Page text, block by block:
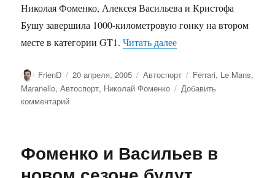
Николая Фоменко, Алексея Васильева и Кристофа
Бушу завершила 1000-километровую гонку на втором
месте в категории GT1.Читать далее«Фоменко и
Автор
FrienD Опубликовано
20 апреля, 2005 Рубрики
Автоспорт Метки
Ferrari, Le Mans,
Maranello,Автоспорт, Николай Фоменко
Добавить
комментарийк
Васильев
Фоменко и Васильев в